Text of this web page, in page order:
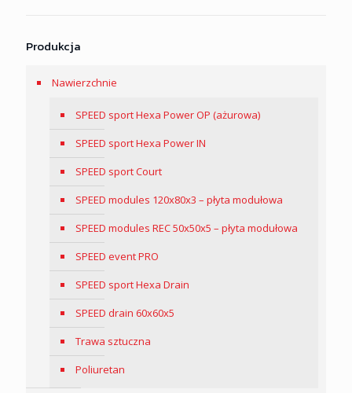
Produkcja
Nawierzchnie
SPEED sport Hexa Power OP (ażurowa)
SPEED sport Hexa Power IN
SPEED sport Court
SPEED modules 120x80x3 – płyta modułowa
SPEED modules REC 50x50x5 – płyta modułowa
SPEED event PRO
SPEED sport Hexa Drain
SPEED drain 60x60x5
Trawa sztuczna
Poliuretan